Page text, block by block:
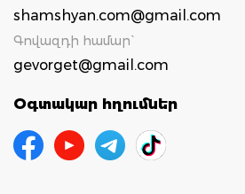
shamshyan.com@gmail.com
Գովազդի համար`
gevorget@gmail.com
Օգտակար հղումներ